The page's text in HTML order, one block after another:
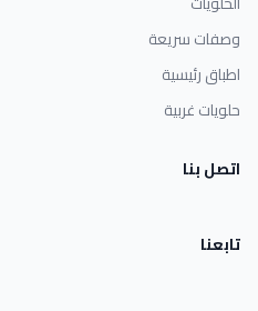
وصفات سريعة
اطباق رئيسية
حلويات غربية
اتصل بنا
تابعنا